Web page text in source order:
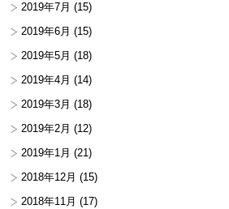
2019年7月 (15)
2019年6月 (15)
2019年5月 (18)
2019年4月 (14)
2019年3月 (18)
2019年2月 (12)
2019年1月 (21)
2018年12月 (15)
2018年11月 (17)